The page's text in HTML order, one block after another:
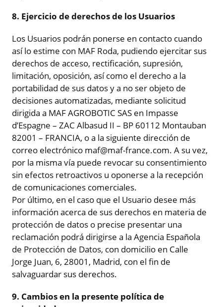
8. Ejercicio de derechos de los Usuarios
Los Usuarios podrán ponerse en contacto cuando
así lo estime con MAF Roda, pudiendo ejercitar sus
derechos de acceso, rectificación, supresión,
limitación, oposición, así como el derecho a la
portabilidad de sus datos y a no ser objeto de
decisiones automatizadas, mediante solicitud
dirigida a MAF AGROBOTIC SAS en Impasse
d’Espagne – ZAC Albasud II – BP 60112 Montauban
82001 – FRANCIA, o a la siguiente dirección de
correo electrónico maf@maf-france.com. A su vez,
por la misma vía puede revocar su consentimiento
sin efectos retroactivos u oponerse a la recepción
de comunicaciones comerciales.
Por último, en el caso que el Usuario desee más
información acerca de sus derechos en materia de
protección de datos o precise presentar una
reclamación podrá dirigirse a la Agencia Española
de Protección de Datos, con domicilio en Calle
Jorge Juan, 6, 28001, Madrid, con el fin de
salvaguardar sus derechos.
9. Cambios en la presente política de